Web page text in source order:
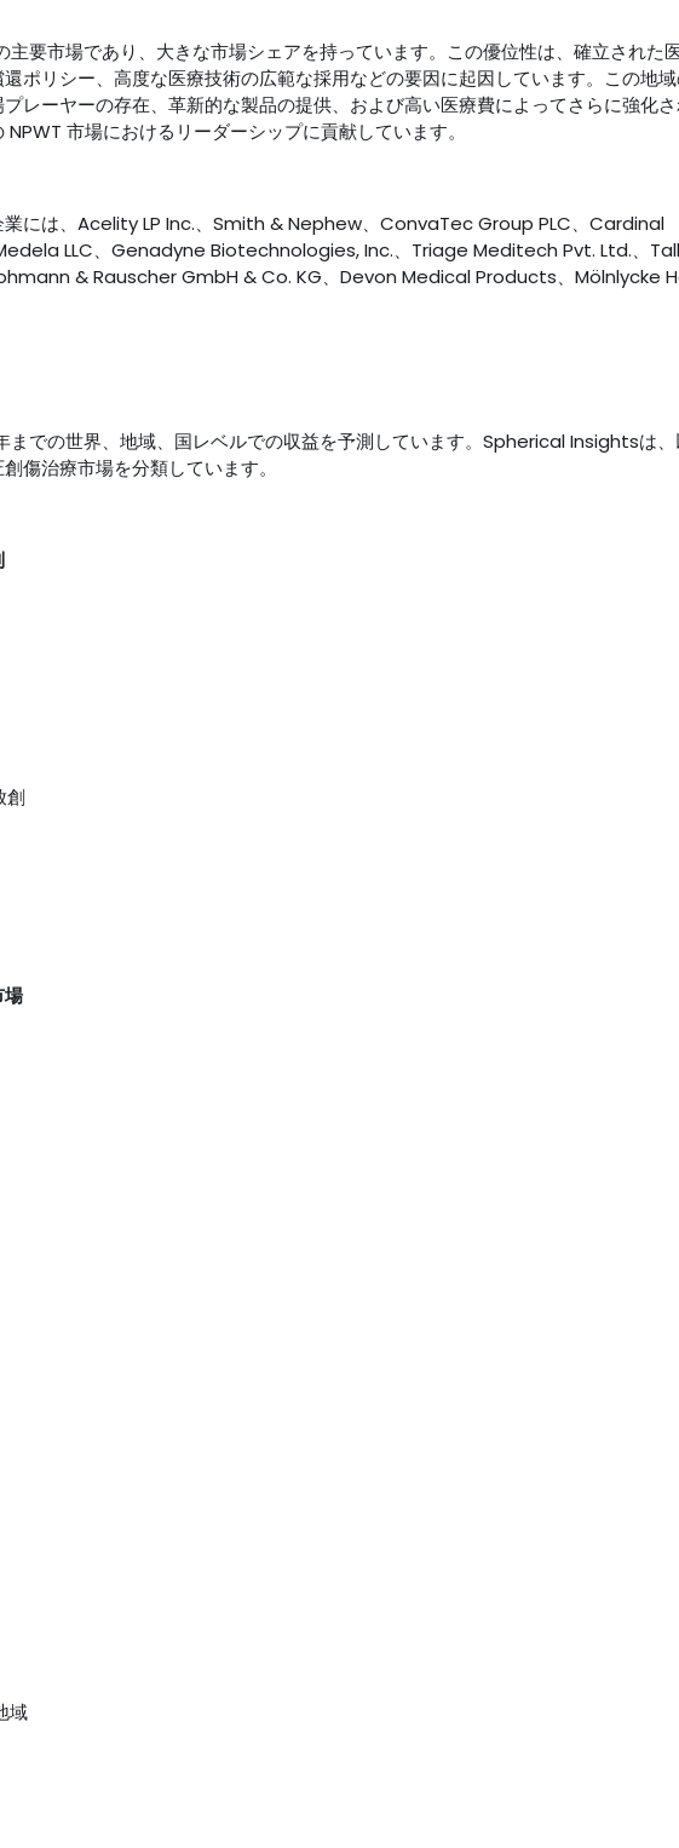
要市場であり、大きな市場シェアを持っています。この優位性は、確立された
ポリシー、高度な医療技術の広範な採用などの要因に起因しています。この地
レーヤーの存在、革新的な製品の提供、および高い医療費によってさらに強化
市場におけるリーダーシップに貢献しています。
業には、Acelity LP Inc.、Smith & Nephew、ConvaTec Group PLC、Cardinal
LLC、Genadyne Biotechnologies, Inc.、Triage Meditech Pvt. Ltd.、
& Rauscher GmbH & Co. KG、Devon Medical Products、Mölnlycke
までの世界、地域、国レベルでの収益を予測しています。Spherical Insightsは
傷治療市場を分類しています。
創
場
域